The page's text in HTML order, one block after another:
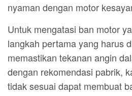
nyaman dengan motor
Untuk mengatasi ban motor
langkah pertama yang harus
memastikan tekanan angin
dengan rekomendasi pabrik,
tidak sesuai dapat membuat